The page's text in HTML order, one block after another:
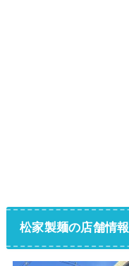
松家製麺の店舗情報